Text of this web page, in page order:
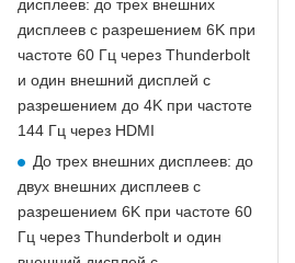
дисплеев: до трех внешних
дисплеев с разрешением 6K при
частоте 60 Гц через Thunderbolt
и один внешний дисплей с
разрешением до 4K при частоте
144 Гц через HDMI
До трех внешних дисплеев: до
двух внешних дисплеев с
разрешением 6K при частоте 60
Гц через Thunderbolt и один